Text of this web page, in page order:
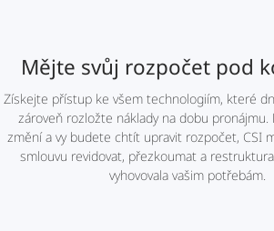
Mějte svůj rozpočet pod
Získejte přístup ke všem technologiím, které
zároveň rozložte náklady na dobu pronájmu.
změní a vy budete chtít upravit rozpočet, CSI
smlouvu revidovat, přezkoumat a
vyhovovala vašim potřebám.